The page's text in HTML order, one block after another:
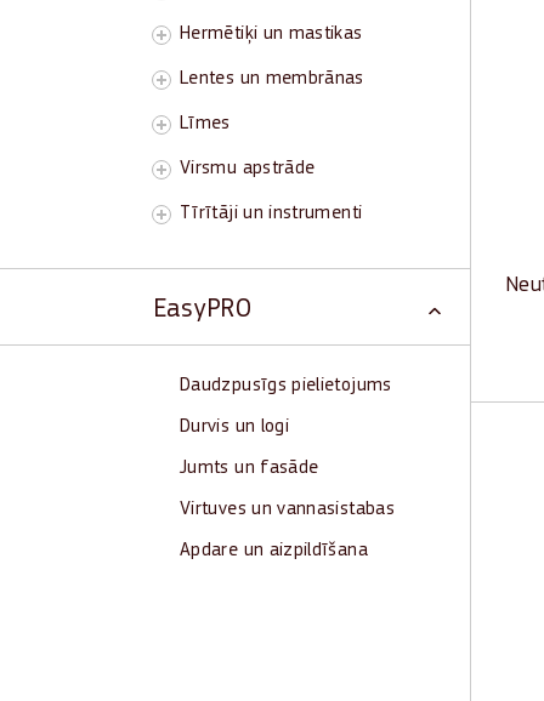
Hermētiķi un mastikas
Lentes un membrānas
Līmes
Virsmu apstrāde
Tīrītāji un instrumenti
EasyPRO
Daudzpusīgs pielietojums
Durvis un logi
Jumts un fasāde
Virtuves un vannasistabas
Apdare un aizpildīšana
un